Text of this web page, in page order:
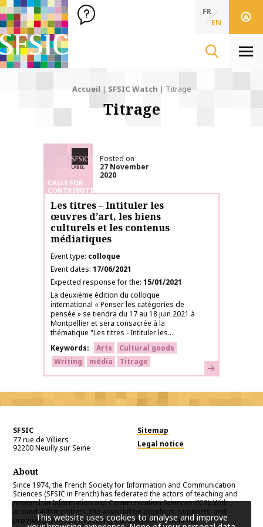
SFSIC Société Française des Sciences de l'Information & de
Société Française des Sciences de
FR
EN
Accueil | SFSIC Watch | Titrage
Titrage
SFSIC labelled
CALLS FOR
CONTRIBUTIONS
Posted on
27 November
2020
Les titres – Intituler les
œuvres d’art, les biens
culturels et les contenus
médiatiques
Event type colloque
Event dates 17/06/2021
Expected response for the 15/01/2021
La deuxième édition du colloque
international « Penser les catégories de
pensée » se tiendra du 17 au 18 juin 2021 à
Montpellier et sera consacrée à la
thématique "Les titres - Intituler les...
Keywords
Arts
Cultural goods
Writing
média Titrage Learn more
SFSIC
77 rue de Villiers
92200Neuilly sur Seine
Sitemap
Legal notice
About
Since 1974, the French Society for Information and Communication
Sciences (SFSIC in French) has federated the actors of teaching and
research in Information and Communication Sciences (ICS). With
around 400 members, the association develops, supports, and
promotes projects benefiting our scientific community.
This website uses cookies to analyse and improve